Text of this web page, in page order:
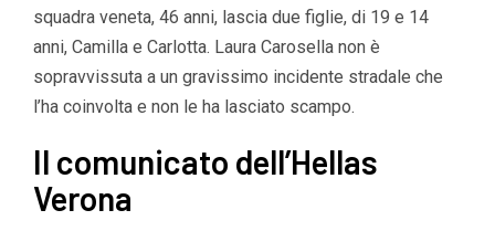
squadra veneta, 46 anni, lascia due figlie, di 19 e 14
anni, Camilla e Carlotta. Laura Carosella non è
sopravvissuta a un gravissimo incidente stradale che
l’ha coinvolta e non le ha lasciato scampo.
Il comunicato dell’Hellas
Verona